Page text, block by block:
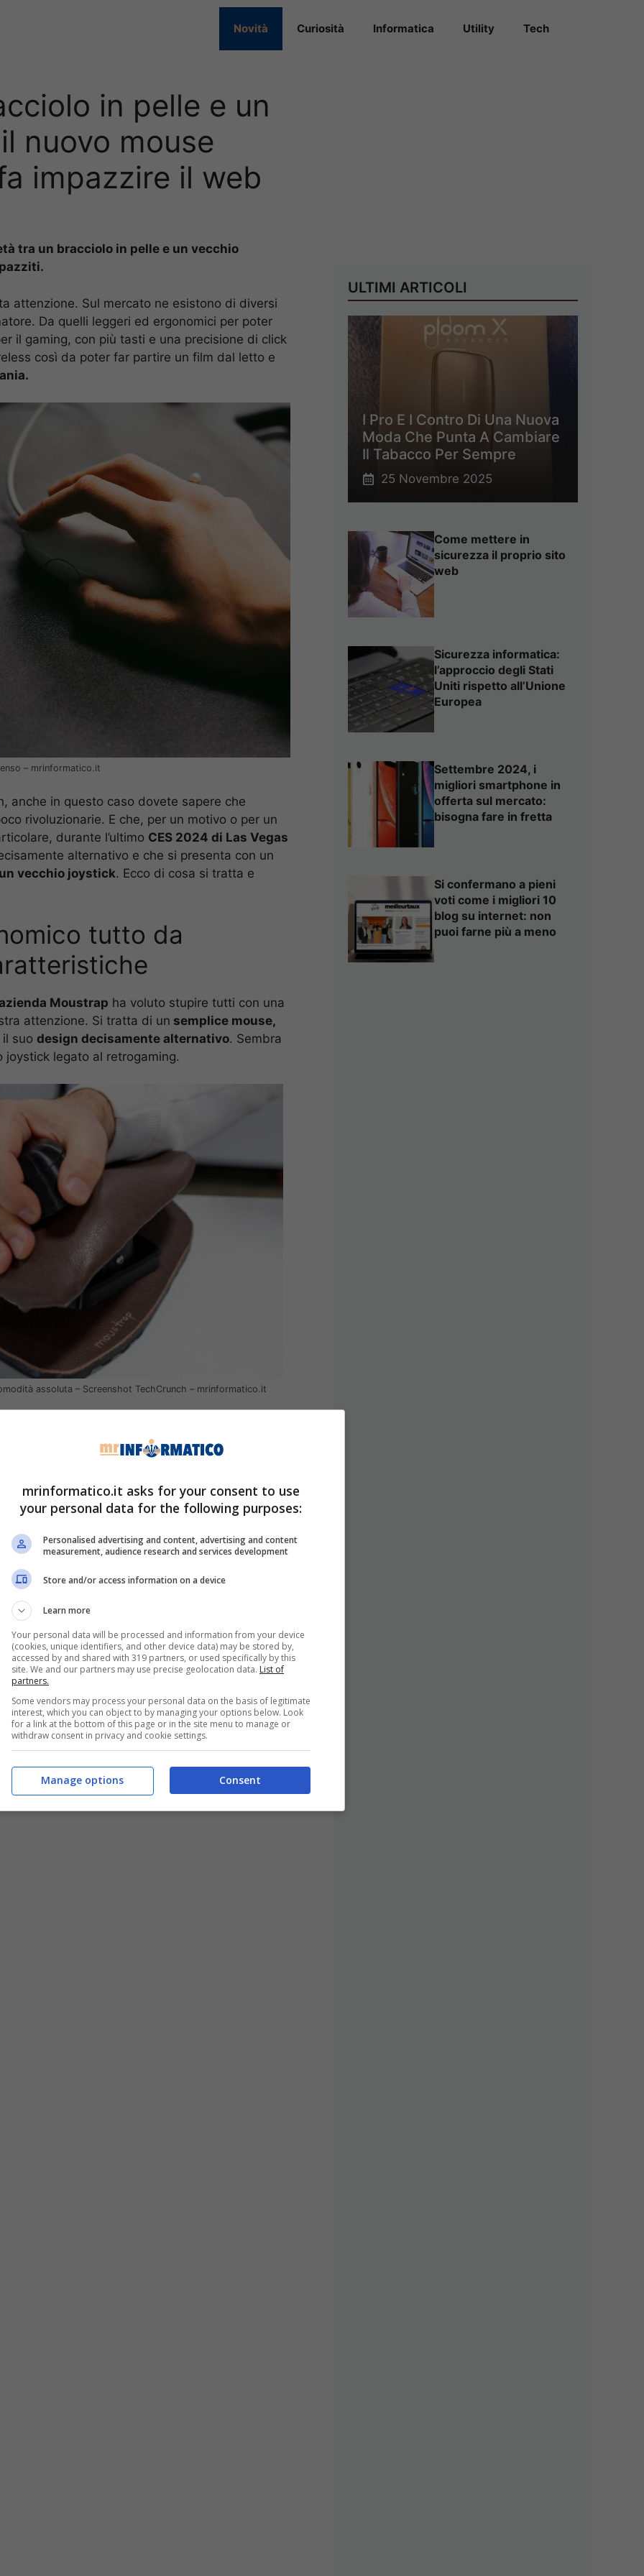
Novità Curiosità Informatica Utility Tech
in pelle e un
nuovo mouse
impazzire il web
tra un bracciolo in pelle e un vecchio
attenzione. Sul mercato ne esistono di diversi
Da quelli leggeri ed ergonomici per poter
il gaming, con più tasti e una precisione di click
così da poter far partire un film dal letto e
– mrinformatico.it
anche in questo caso dovete sapere che
rivoluzionarie. E che, per un motivo o per un
durante l’ultimo CES 2024 di Las Vegas
alternativo e che si presenta con un
vecchio joystick. Ecco di cosa si tratta e
tutto da
Moustrap ha voluto stupire tutti con una
attenzione. Si tratta di un semplice mouse,
suo design decisamente alternativo. Sembra
joystick legato al retrogaming.
assoluta – Screenshot TechCrunch – mrinformatico.it
creativo e ha la mano ferita per via di
farsi tagliare il tendine per muovere il dito. E
Così ho fatto qualche ricerca sui mouse
grossi cambiamenti negli ultimi decenni
a TechCrunch.
e preciso. Come detto, avendo questa
diappoggiare il polso
garantisce inoltreuna precisione di click
ma probabilmente si attesterà sui
settore.
ULTIMI ARTICOLI
I Pro E I Contro Di Una Nuova
Moda Che Punta A Cambiare
Il Tabacco Per Sempre
25 Novembre 2025
Come mettere in
sicurezza il proprio sito
web
Sicurezza informatica:
l’approccio degli Stati
Uniti rispetto all’Unione
Europea
Settembre 2024, i
migliori smartphone in
offerta sul mercato:
bisogna fare in fretta
Si confermano a pieni
voti come i migliori 10
blog su internet: non
puoi farne più a meno
mrinformatico.it asks for your consent to use
your personal data for the following purposes:
Personalised advertising and content, advertising and content
measurement, audience research and services development
Store and/or access information on a device
Learn more
Your personal data will be processed and information from your device
(cookies, unique identifiers, and other device data) may be stored by,
accessed by and shared with 319 partners, or used specifically by this
site. We and our partners may use precise geolocation data. List of
partners.
Some vendors may process your personal data on the basis of legitimate
interest, which you can object to by managing your options below. Look
for a link at the bottom of this page or in the site menu to manage or
withdraw consent in privacy and cookie settings.
Consent
Manage options